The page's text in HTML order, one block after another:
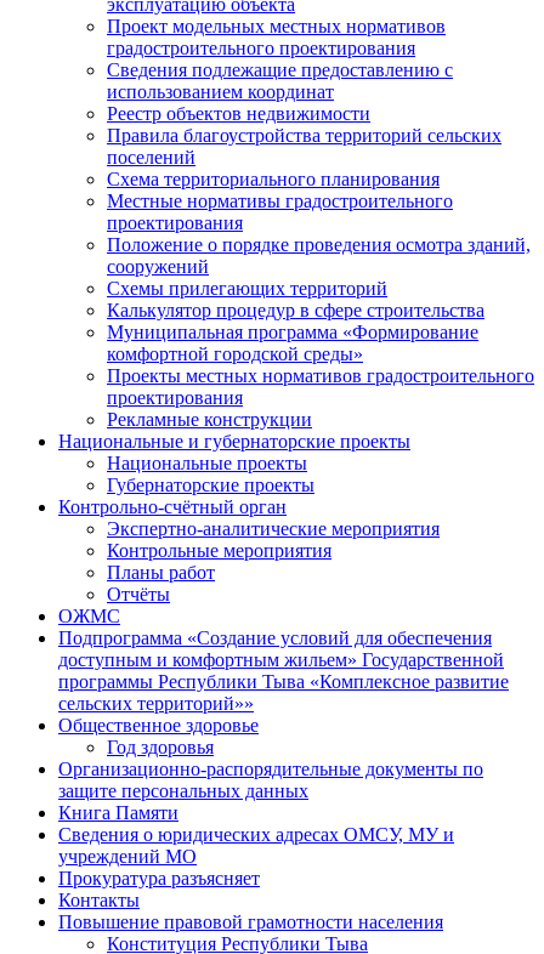
эксплуатацию объекта
Проект модельных местных нормативов
градостроительного проектирования
Сведения подлежащие предоставлению с
использованием координат
Реестр объектов недвижимости
Правила благоустройства территорий сельских
поселений
Схема территориального планирования
Местные нормативы градостроительного
проектирования
Положение о порядке проведения осмотра зданий,
сооружений
Схемы прилегающих территорий
Калькулятор процедур в сфере строительства
Муниципальная программа «Формирование
комфортной городской среды»
Проекты местных нормативов градостроительного
проектирования
Рекламные конструкции
Национальные и губернаторские проекты
Национальные проекты
Губернаторские проекты
Контрольно-счётный орган
Экспертно-аналитические мероприятия
Контрольные мероприятия
Планы работ
Отчёты
ОЖМС
Подпрограмма «Создание условий для обеспечения
доступным и комфортным жильем» Государственной
программы Республики Тыва «Комплексное развитие
сельских территорий»»
Общественное здоровье
Год здоровья
Организационно-распорядительные документы по
защите персональных данных
Книга Памяти
Сведения о юридических адресах ОМСУ, МУ и
учреждений МО
Прокуратура разъясняет
Контакты
Повышение правовой грамотности населения
Конституция Республики Тыва